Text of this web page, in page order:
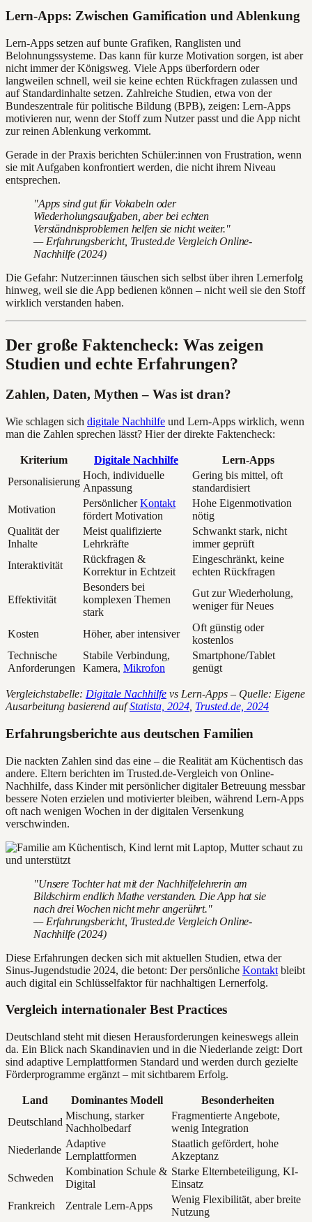
Lern-Apps: Zwischen Gamification und Ablenkung
Lern-Apps setzen auf bunte Grafiken, Ranglisten und
Belohnungssysteme. Das kann für kurze Motivation sorgen, ist aber
nicht immer der Königsweg. Viele Apps überfordern oder
langweilen schnell, weil sie keine echten Rückfragen zulassen und
auf Standardinhalte setzen. Zahlreiche Studien, etwa von der
Bundeszentrale für politische Bildung (BPB), zeigen: Lern-Apps
motivieren nur, wenn der Stoff zum Nutzer passt und die App nicht
zur reinen Ablenkung verkommt.
Gerade in der Praxis berichten Schüler:innen von Frustration, wenn
sie mit Aufgaben konfrontiert werden, die nicht ihrem Niveau
entsprechen.
"Apps sind gut für Vokabeln oder
Wiederholungsaufgaben, aber bei echten
Verständnisproblemen helfen sie nicht weiter."
— Erfahrungsbericht, Trusted.de Vergleich Online-
Nachhilfe (2024)
Die Gefahr: Nutzer:innen täuschen sich selbst über ihren Lernerfolg
hinweg, weil sie die App bedienen können – nicht weil sie den Stoff
wirklich verstanden haben.
Der große Faktencheck: Was zeigen
Studien und echte Erfahrungen?
Zahlen, Daten, Mythen – Was ist dran?
Wie schlagen sich digitale Nachhilfe und Lern-Apps wirklich, wenn
man die Zahlen sprechen lässt? Hier der direkte Faktencheck:
Kriterium Digitale Nachhilfe
Lern-Apps
Personalisierung
Hoch, individuelle
Anpassung
Gering bis mittel, oft
standardisiert
Motivation
PersönlicherKontakt
fördert Motivation
Hohe Eigenmotivation
nötig
Qualität der
Inhalte
Meist qualifizierte
Lehrkräfte
Schwankt stark, nicht
immer geprüft
Interaktivität
Rückfragen &
Korrektur in Echtzeit
Eingeschränkt, keine
echten Rückfragen
Effektivität
Besonders bei
komplexen Themen
stark
Gut zur Wiederholung,
weniger für Neues
Kosten Höher, aber intensiver
Oft günstig oder
kostenlos
Technische
Anforderungen
Stabile Verbindung,
Kamera, Mikrofon
Smartphone/Tablet
genügt
Vergleichstabelle: Digitale Nachhilfe vs Lern-Apps – Quelle: Eigene
Ausarbeitung basierend aufStatista, 2024 Trusted.de, 2024
Erfahrungsberichte aus deutschen Familien
Die nackten Zahlen sind das eine – die Realität am Küchentisch das
andere. Eltern berichten im Trusted.de-Vergleich von Online-
Nachhilfe, dass Kinder mit persönlicher digitaler Betreuung messbar
bessere Noten erzielen und motivierter bleiben, während Lern-Apps
oft nach wenigen Wochen in der digitalen Versenkung
verschwinden.
"Unsere Tochter hat mit der Nachhilfelehrerin am
Bildschirm endlich Mathe verstanden. Die App hat sie
nach drei Wochen nicht mehr angerührt."
— Erfahrungsbericht, Trusted.de Vergleich Online-
Nachhilfe (2024)
Diese Erfahrungen decken sich mit aktuellen Studien, etwa der
Sinus-Jugendstudie 2024, die betont: Der persönliche Kontakt bleibt
auch digital ein Schlüsselfaktor für nachhaltigen Lernerfolg.
Vergleich internationaler Best Practices
Deutschland steht mit diesen Herausforderungen keineswegs allein
da. Ein Blick nach Skandinavien und in die Niederlande zeigt: Dort
sind adaptive Lernplattformen Standard und werden durch gezielte
Förderprogramme ergänzt – mit sichtbarem Erfolg.
Land Dominantes Modell
Besonderheiten
Deutschland
Mischung, starker
Nachholbedarf
Fragmentierte Angebote,
wenig Integration
Niederlande
Adaptive
Lernplattformen
Staatlich gefördert, hohe
Akzeptanz
Schweden
Kombination Schule &
Digital
Starke Elternbeteiligung, KI-
Einsatz
Frankreich
Zentrale Lern-Apps
Wenig Flexibilität, aber breite
Nutzung